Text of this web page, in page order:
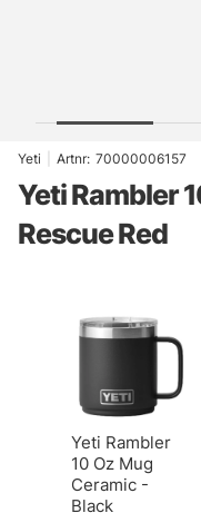
Yeti Artnr: 70000006157
Yeti Rambler
Rescue Red
Yeti Rambler
10 Oz Mug
Ceramic -
Black